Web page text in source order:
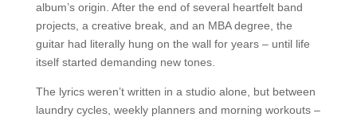
album’s origin. After the end of several heartfelt band
projects, a creative break, and an MBA degree, the
guitar had literally hung on the wall for years – until life
itself started demanding new tones.
The lyrics weren’t written in a studio alone, but between
laundry cycles, weekly planners and morning workouts –